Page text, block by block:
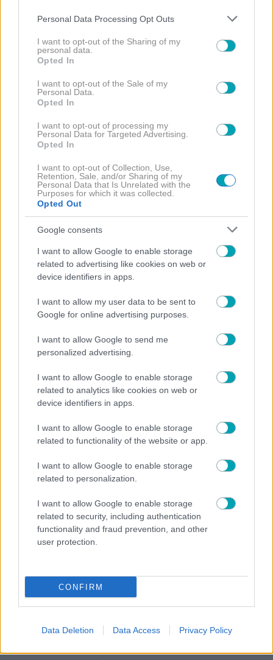
Please note that this website/app uses one or more Google
not limited to your visit or usage behaviour. You may click to
grant or deny consent to Google and its third-party tags to
use your data for below specified purposes in below Google
consent section.
Personal Data Processing Opt Outs
I want to opt-out of the Sharing of my
personal data.
Opted In
I want to opt-out of the Sale of my
Personal Data.
Opted In
I want to opt-out of processing my
Personal Data for Targeted Advertising.
Opted In
I want to opt-out of Collection, Use,
Retention, Sale, and/or Sharing of my
Personal Data that Is Unrelated with the
Purposes for which it was collected.
Opted Out
Google consents
I want to allow Google to enable storage
related to advertising like cookies on web or
device identifiers in apps.
I want to allow my user data to be sent to
Google for online advertising purposes.
I want to allow Google to send me
personalized advertising.
I want to allow Google to enable storage
related to analytics like cookies on web or
device identifiers in apps.
I want to allow Google to enable storage
related to functionality of the website or app.
I want to allow Google to enable storage
related to personalization.
I want to allow Google to enable storage
related to security, including authentication
functionality and fraud prevention, and other
user protection.
CONFIRM
Data Deletion Data Access Privacy Policy
NEWS,ΑΤΖΕΝΤΑ
ΜΕ ΤΗ ΜΑΤΙΑ ΤΗΣ
Η συγγραφέας και δημοσιογράφος Θεοφανία
Ανδρονίκου Βασιλάκη ανοίγει την καρδιά της στο
Ανδρομάχη Μπούνα-Βάιλα: “Η ερευνητική μου
κοινωνικές ομάδες”
«Οιδίποδας Τύραννος»: Μια σύγχρονη
χοροθεατρική προσέγγιση της τραγωδίας του
Σοφοκλή (video)